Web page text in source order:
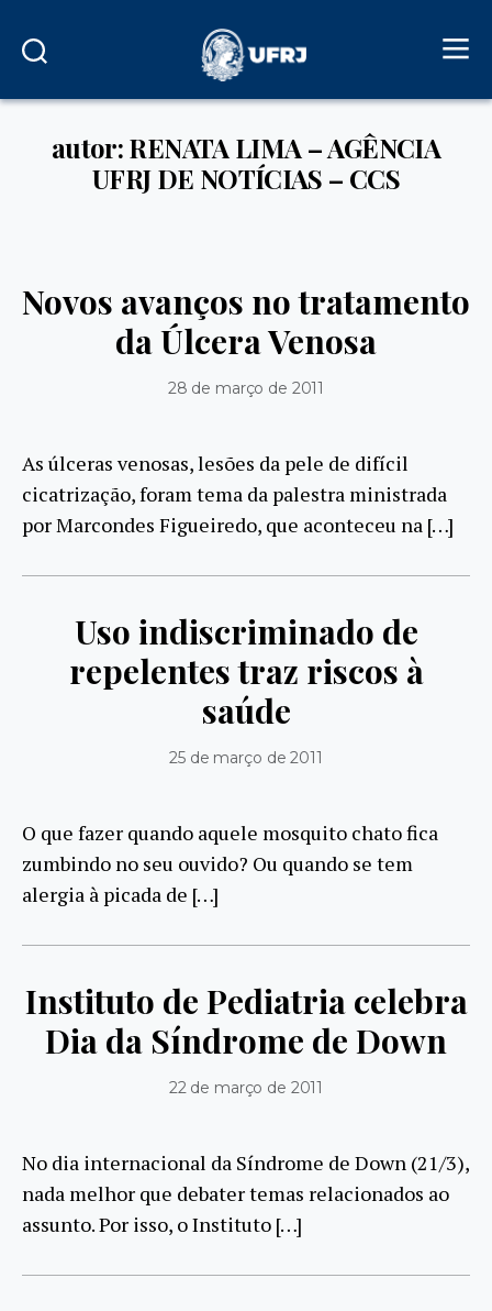
autor: RENATA LIMA – AGÊNCIA
UFRJ DE NOTÍCIAS – CCS
Novos avanços no tratamento
da Úlcera Venosa
28 de março de 2011
As úlceras venosas, lesões da pele de difícil
cicatrização, foram tema da palestra ministrada
por Marcondes Figueiredo, que aconteceu na […]
Uso indiscriminado de
repelentes traz riscos à
saúde
25 de março de 2011
O que fazer quando aquele mosquito chato fica
zumbindo no seu ouvido? Ou quando se tem
alergia à picada de […]
Instituto de Pediatria celebra
Dia da Síndrome de Down
22 de março de 2011
No dia internacional da Síndrome de Down (21/3),
nada melhor que debater temas relacionados ao
assunto. Por isso, o Instituto […]